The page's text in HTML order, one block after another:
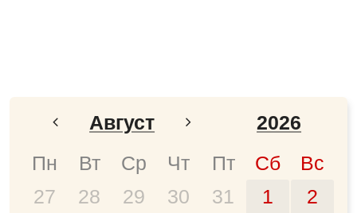
Январь
Февраль
Август
2024
2025
2026
Пн
Вт Ср Чт Пт Сб
Вс
27
28 29 30 31 1
2